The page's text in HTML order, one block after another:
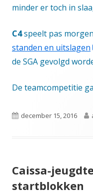
minder er toch in
C4speelt pas
standen en uitslagen
de SGA gevolgd
De teamcompetitie
Gepubliceerd
december 15, 2016
Caissa-
startblokken